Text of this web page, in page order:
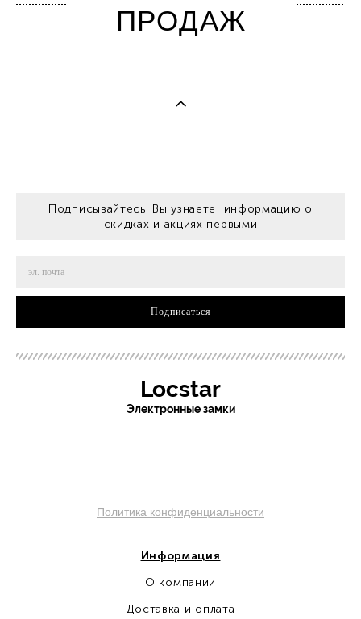
ПРОДАЖ
Подписывайтесь! Вы узнаете информацию о
скидках и акциях первыми
Подписаться
Locstar
Электронные замки
Политика конфиденциальности
Информация
О компании
Доставка и оплата